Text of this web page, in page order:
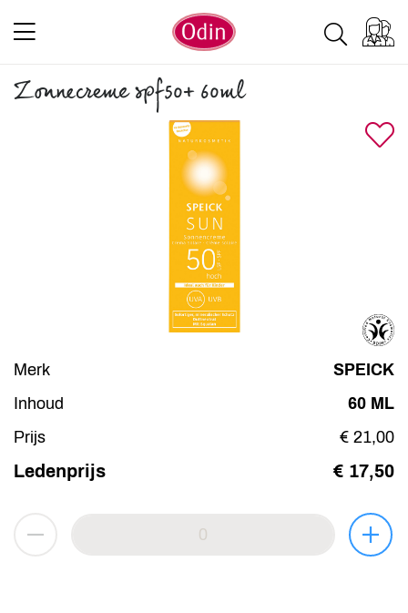
Zonnecreme spf50+ 60ml
Merk
SPEICK
Inhoud
60 ML
Prijs
€ 21,00
Ledenprijs € 17,50